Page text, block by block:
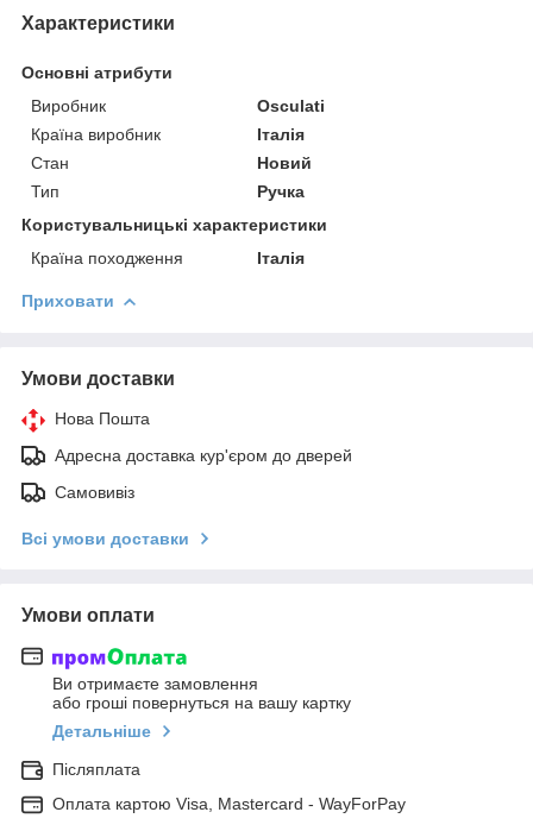
Характеристики
Основні атрибути
Виробник
Osculati
Країна виробник
Італія
Стан
Новий
Тип
Ручка
Користувальницькі характеристики
Країна походження
Італія
Приховати
Умови доставки
Нова Пошта
Адресна доставка кур'єром до дверей
Самовивіз
Всі умови доставки
Умови оплати
Ви отримаєте замовлення
або гроші повернуться на вашу картку
Детальніше
Післяплата
Оплата картою Visa, Mastercard - WayForPay